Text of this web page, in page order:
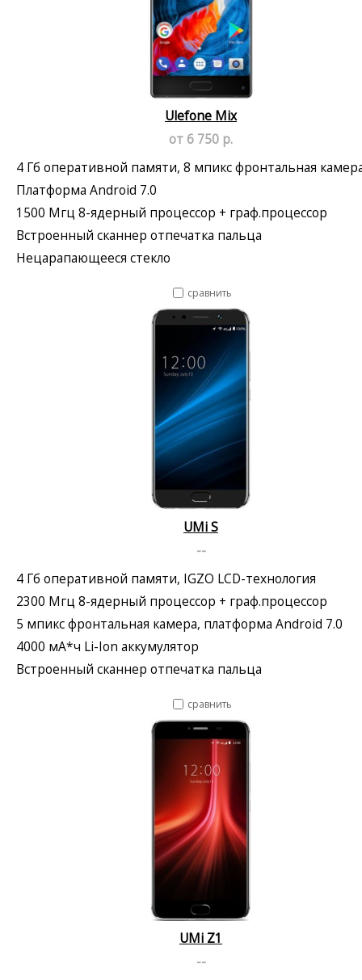
Ulefone Mix
от 6 750 р.
4 Гб оперативной памяти, 8 мпикс фронтальная
Платформа Android 7.0
1500 Мгц 8-ядерный процессор + граф.процессор
Встроенный сканнер отпечатка пальца
Нецарапающееся стекло
сравнить
UMi S
--
4 Гб оперативной памяти, IGZO LCD-технология
2300 Мгц 8-ядерный процессор + граф.процессор
5 мпикс фронтальная камера, платформа Android 7.0
4000 мА*ч Li-Ion аккумулятор
Встроенный сканнер отпечатка пальца
сравнить
UMi Z1
--